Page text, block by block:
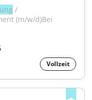
/
(m/w/d)Bei
Vollzeit